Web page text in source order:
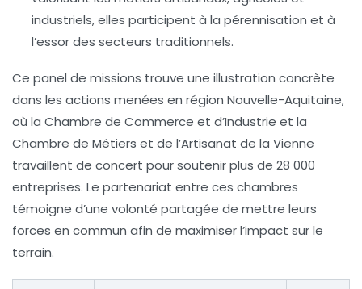
industriels, elles participent à la pérennisation et à
l’essor des secteurs traditionnels.
Ce panel de missions trouve une illustration concrète
dans les actions menées en région Nouvelle-Aquitaine,
où la Chambre de Commerce et d’Industrie et la
Chambre de Métiers et de l’Artisanat de la Vienne
travaillent de concert pour soutenir plus de 28 000
entreprises. Le partenariat entre ces chambres
témoigne d’une volonté partagée de mettre leurs
forces en commun afin de maximiser l’impact sur le
terrain.